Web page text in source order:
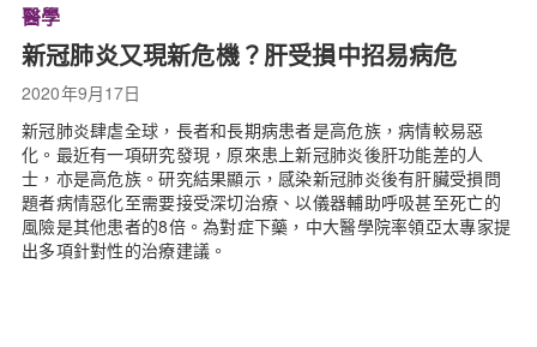
醫學
新冠肺炎又現新危機？肝受損中招易病危
2020年9月17日
新冠肺炎肆虐全球，長者和長期病患者是高危族，病情較易惡
化。最近有一項研究發現，原來患上新冠肺炎後肝功能差的人
士，亦是高危族。研究結果顯示，感染新冠肺炎後有肝臟受損問
題者病情惡化至需要接受深切治療、以儀器輔助呼吸甚至死亡的
風險是其他患者的8倍。為對症下藥，中大醫學院率領亞太專家提
出多項針對性的治療建議。